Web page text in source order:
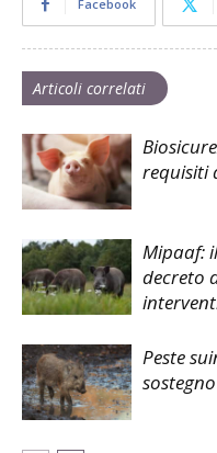
Facebook
Articoli correlati
requisiti
Mipaaf:
decreto
Peste